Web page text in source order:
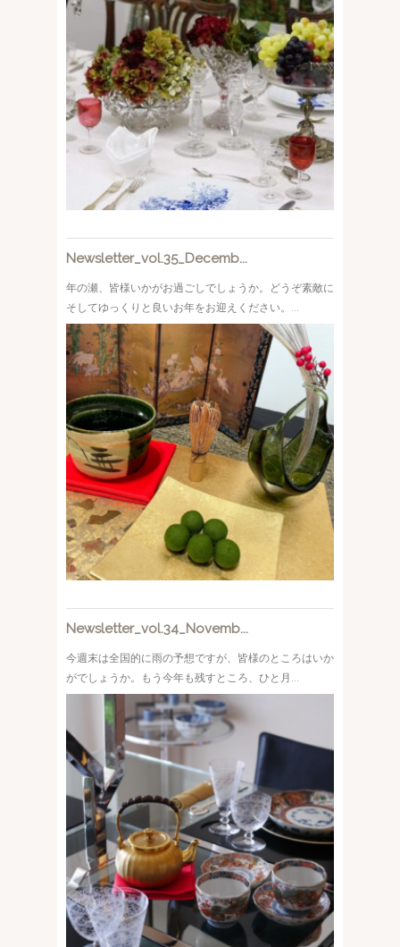
Newsletter_vol.35_Decemb...
年の瀬、皆様いかがお過ごしでしょうか。どうぞ素敵に
そしてゆっくりと良いお年をお迎えください。...
Newsletter_vol.34_Novemb...
今週末は全国的に雨の予想ですが、皆様のところはいか
がでしょうか。もう今年も残すところ、ひと月...